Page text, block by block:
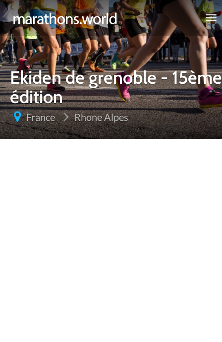
marathons.world
Ekiden de grenoble - 15ème
édition
France Rhone Alpes